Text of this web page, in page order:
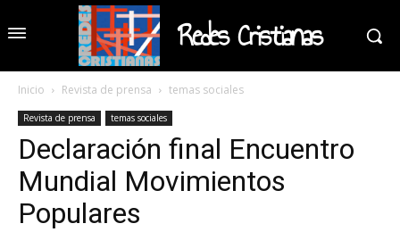
Redes Cristianas
Inicio Revista de prensa temas sociales
Revista de prensa temas sociales
Declaración final Encuentro
Mundial Movimientos
Populares